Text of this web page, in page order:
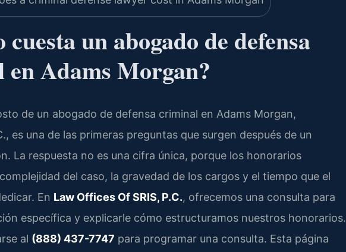
cuesta un abogado de defensa
Adams Morgan?
de un abogado de defensa criminal en Adams Morgan,
es una de las primeras preguntas que surgen después de un
La respuesta no es una cifra única, porque los honorarios
del caso, la gravedad de los cargos y el tiempo que el
En Law Offices Of SRIS, P.C., ofrecemos una consulta para
específica y explicarle cómo estructuramos nuestros honorarios.
al (888) 437-7747 para programar una consulta. Esta página